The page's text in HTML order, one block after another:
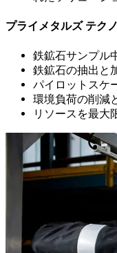
プライメタルズ テク
鉄鉱石サンプル
鉄鉱石の抽出と
パイロットスケ
環境負荷の削減
リソースを最大